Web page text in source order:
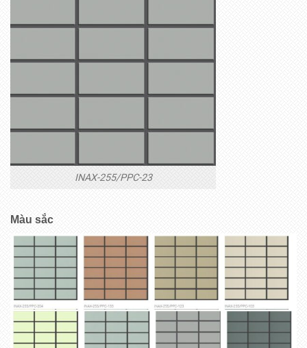
INAX-255/PPC-23
Màu sắc